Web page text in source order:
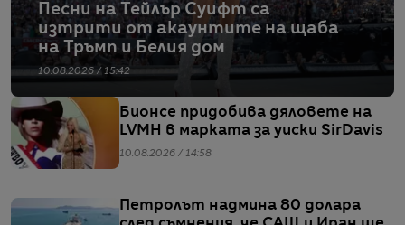
Песни на Тейлър Суифт са
изтрити от акаунтите на щаба
на Тръмп и Белия дом
10.08.2026 / 15:42
Бионсе придобива дяловете на
LVMH в марката за уиски SirDavis
10.08.2026 / 14:58
Петролът надмина 80 долара